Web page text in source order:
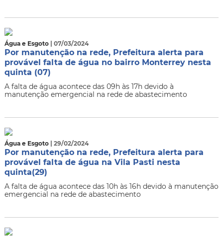
Água e Esgoto | 07/03/2024
Por manutenção na rede, Prefeitura alerta para
provável falta de água no bairro Monterrey nesta
quinta (07)
A falta de água acontece das 09h às 17h devido à
manutenção emergencial na rede de abastecimento
Água e Esgoto | 29/02/2024
Por manutenção na rede, Prefeitura alerta para
provável falta de água na Vila Pasti nesta
quinta(29)
A falta de água acontece das 10h às 16h devido à manutenção
emergencial na rede de abastecimento